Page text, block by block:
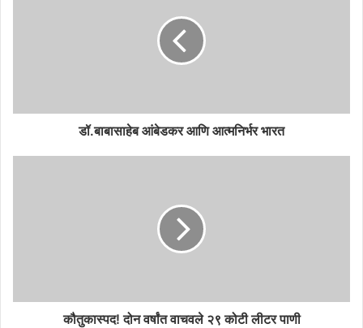
डॉ.बाबासाहेब आंबेडकर आणि आत्मनिर्भर भारत
कौतुकास्पद! दोन वर्षांत वाचवले २९ कोटी लीटर पाणी